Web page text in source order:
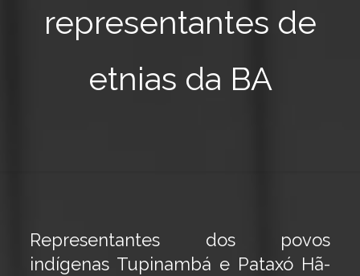
representantes de
etnias da BA
Representantes dos povos
indígenas Tupinambá e Pataxó Hã-